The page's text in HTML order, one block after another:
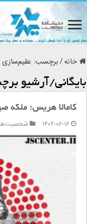
خانه/برچسب:عقیم‌سازی
بایگانی/آرشیو
کامالا هریس؛ ملکه‌
۱۴۰۲-۰۶-۱۶